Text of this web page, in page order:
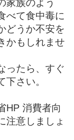
家族のよう
べて食中毒に
どうか不安を
かもしれませ
ったら、すぐ
さい。
HP 消費者向
注意しましょ